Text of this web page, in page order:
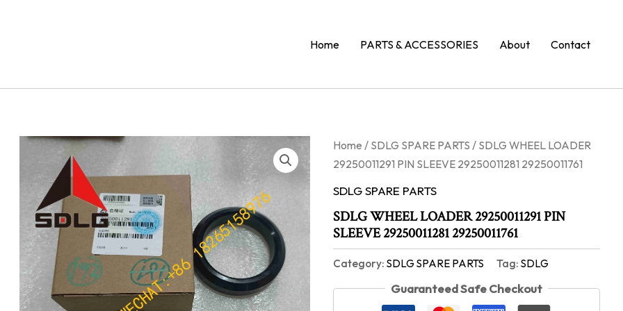
Home PARTS & ACCESSORIES About Contact
Home / SDLG SPARE PARTS / SDLG WHEEL LOADER
29250011291 PIN SLEEVE 29250011281 29250011761
SDLG SPARE PARTS
SDLG WHEEL LOADER 29250011291 PIN
SLEEVE 29250011281 29250011761
Category: SDLG SPARE PARTS Tag: SDLG
Guaranteed Safe Checkout